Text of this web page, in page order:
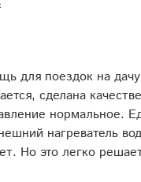
для поездок на
сделана
нормальное.
нагреватель
Но это легко